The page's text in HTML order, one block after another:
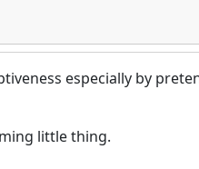
especially by
little thing.